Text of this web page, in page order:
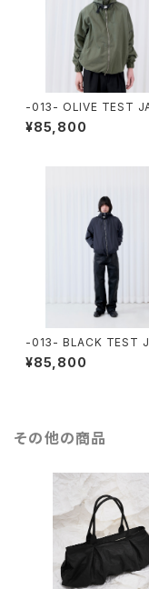
-013- OLIVE TEST
¥85,800
-013- BLACK TEST
T
¥85,800
その他の商品